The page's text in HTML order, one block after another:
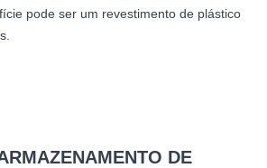
pode ser um revestimento de plástico
DE